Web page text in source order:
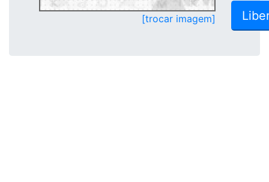
[trocar imagem]